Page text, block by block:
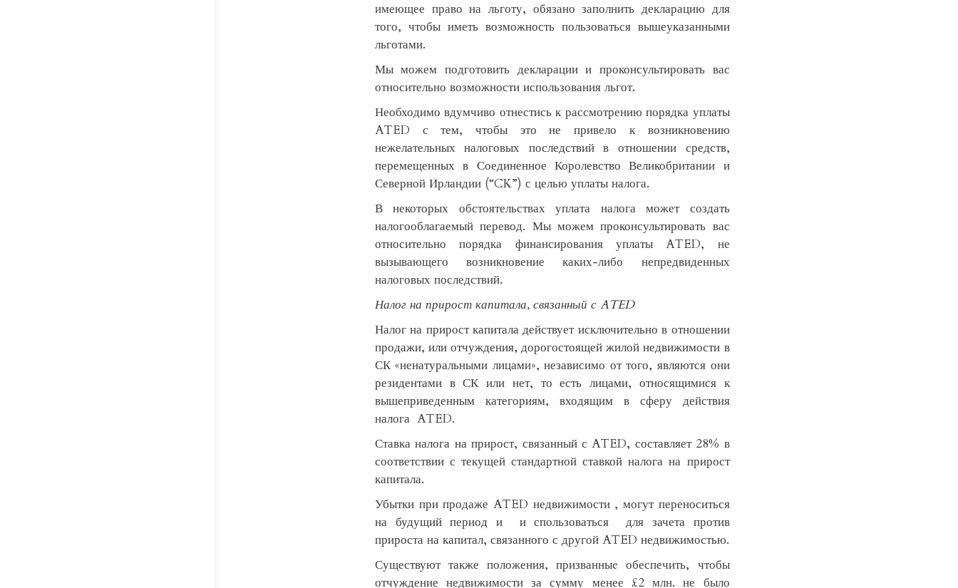
имеющее право на льготу, обязано заполнить декларацию для
того, чтобы иметь возможность пользоваться вышеуказанными
льготами.
Мы можем подготовить декларации и проконсультировать вас
относительно возможности использования льгот.
Необходимо вдумчиво отнестись к рассмотрению порядка уплаты
ATED с тем, чтобы это не привело к возникновению
нежелательных налоговых последствий в отношении средств,
перемещенных в Соединенное Королевство Великобритании и
Северной Ирландии (“CK”) с целью уплаты налога.
В некоторых обстоятельствах уплата налога может создать
налогооблагаемый перевод. Мы можем проконсультировать вас
относительно порядка финансирования уплаты ATED, не
вызывающего возникновение каких-либо непредвиденных
налоговых последствий.
Налог на прирост капитала, связанный с ATED
Налог на прирост капитала действует исключительно в отношении
продажи, или отчуждения, дорогостоящей жилой недвижимости в
СК «ненатуральными лицами», независимо от того, являются они
резидентами в СК или нет, то есть лицами, относящимися к
вышеприведенным категориям, входящим в сферу действия
налога ATED.
Ставка налога на прирост, связанный с ATED, составляет 28% в
соответствии с текущей стандартной ставкой налога на прирост
капитала.
Убытки при продаже ATED недвижимости , могут переноситься
на будущий период и и спользоваться для зачета против
прироста на капитал, связанного с другой ATED недвижимостью.
Существуют также положения, призванныe обеспечить, чтобы
отчуждение недвижимости за сумму менее £2 млн. не было